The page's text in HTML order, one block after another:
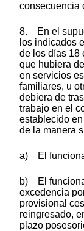
consecuencia
8. En el
los indicados
de los días 18
que hubiera
en servicios
familiares, u
debiera de
trabajo en el
establecido
de la manera
a) El
b) El
excedencia
provisional
reingresado,
plazo